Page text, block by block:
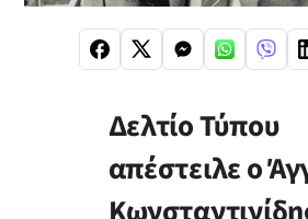
Δελτίο Τύπου
απέστειλε ο